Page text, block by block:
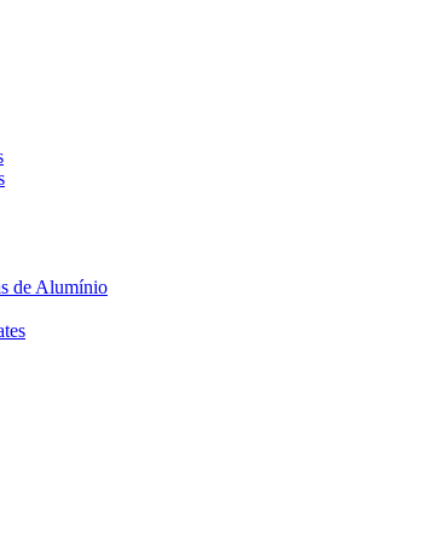
de Alumínio